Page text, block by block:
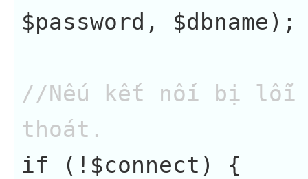
$password, $dbname);
//Nếu kết nối bị lỗi
thoát.
if (!$connect) {